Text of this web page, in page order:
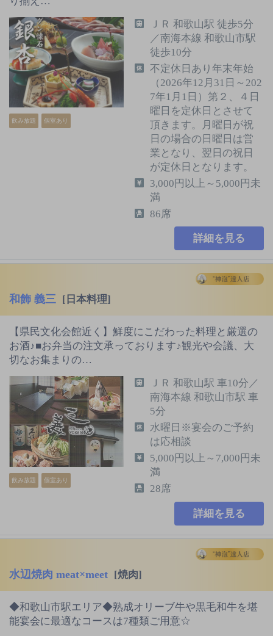
飲み放題 個室あり
ＪＲ 和歌山駅 徒歩5分
／南海本線 和歌山市駅
徒歩10分
不定休日あり年末年始
（2026年12月31日～202
7年1月1日）第２、４日
曜日を定休日とさせて
頂きます。月曜日が祝
日の場合の日曜日は営
業となり、翌日の祝日
が定休日となります。
3,000円以上～5,000円未
満
86席
詳細を見る
和飾 義三 [日本料理]
【県民文化会館近く】鮮度にこだわった料理と厳選の
お酒♪■お弁当の注文承っております♪観光や会議、大
切なお集まりの…
飲み放題 個室あり
ＪＲ 和歌山駅 車10分／
南海本線 和歌山市駅 車
5分
水曜日※宴会のご予約
は応相談
5,000円以上～7,000円未
満
28席
詳細を見る
水辺焼肉 meat×meet [焼肉]
◆和歌山市駅エリア◆熟成オリーブ牛や黒毛和牛を堪
能宴会に最適なコースは7種類ご用意☆